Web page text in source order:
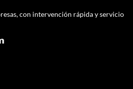
con intervención rápida y servicio